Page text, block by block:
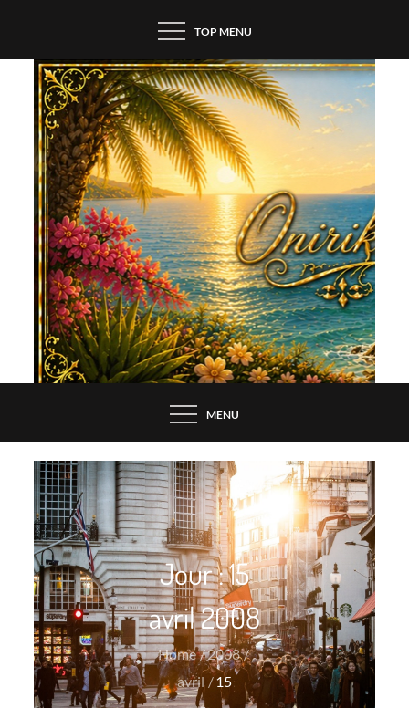
content
TOP MENU
MENU
Jour :15
avril 2008
Home
2008
avril
15